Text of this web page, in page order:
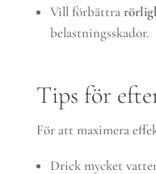
Vill förbättra
belastningsskador.
Tips för
För att maximera
Drick mycket